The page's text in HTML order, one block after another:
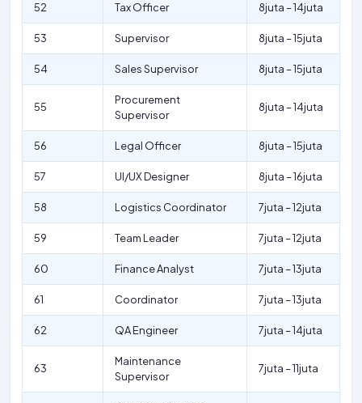
52 Tax Officer 8juta – 14juta
53 Supervisor 8juta – 15juta
54 Sales Supervisor 8juta – 15juta
55
Procurement
Supervisor
8juta – 14juta
56 Legal Officer 8juta – 15juta
57 UI/UX Designer 8juta – 16juta
58 Logistics Coordinator 7juta – 12juta
59 Team Leader 7juta – 12juta
60 Finance Analyst 7juta – 13juta
61 Coordinator 7juta – 13juta
62 QA Engineer 7juta – 14juta
63
Maintenance
Supervisor
7juta – 11juta